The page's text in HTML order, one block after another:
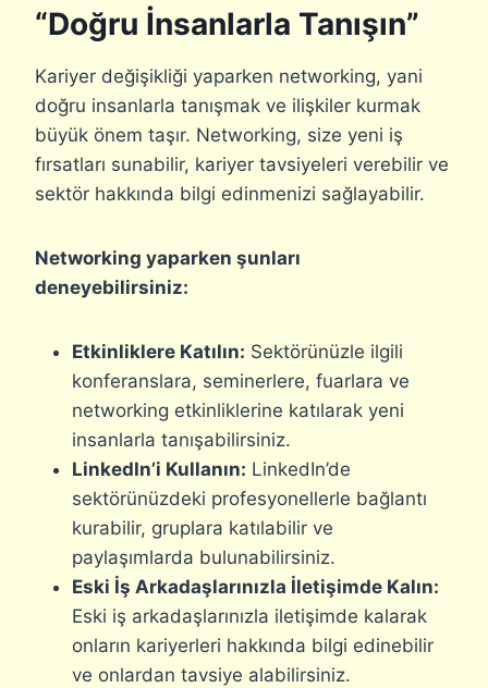
“Doğru İnsanlarla Tanışın”
Kariyer değişikliği yaparken networking, yani
doğru insanlarla tanışmak ve ilişkiler kurmak
büyük önem taşır. Networking, size yeni iş
fırsatları sunabilir, kariyer tavsiyeleri verebilir ve
sektör hakkında bilgi edinmenizi sağlayabilir.
Networking yaparken şunları
deneyebilirsiniz:
Etkinliklere Katılın: Sektörünüzle ilgili
konferanslara, seminerlere, fuarlara ve
networking etkinliklerine katılarak yeni
insanlarla tanışabilirsiniz.
LinkedIn’i Kullanın: LinkedIn’de
sektörünüzdeki profesyonellerle bağlantı
kurabilir, gruplara katılabilir ve
paylaşımlarda bulunabilirsiniz.
Eski İş Arkadaşlarınızla İletişimde Kalın:
Eski iş arkadaşlarınızla iletişimde kalarak
onların kariyerleri hakkında bilgi edinebilir
ve onlardan tavsiye alabilirsiniz.